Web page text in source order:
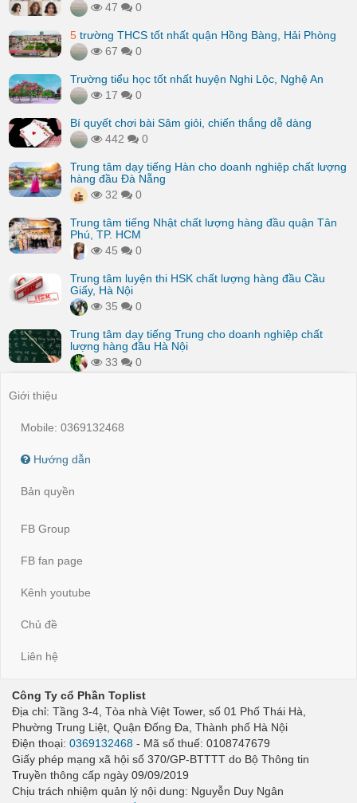
47
0
5 trường THCS tốt nhất quận Hồng Bàng, Hải Phòng
67
0
Trường tiểu học tốt nhất huyện Nghi Lộc, Nghệ An
17
0
Bí quyết chơi bài Sâm giỏi, chiến thắng dễ dàng
442
0
Trung tâm dạy tiếng Hàn cho doanh nghiệp chất lượng
hàng đầu Đà Nẵng
32
0
Trung tâm tiếng Nhật chất lượng hàng đầu quận Tân
Phú, TP. HCM
45
0
Trung tâm luyện thi HSK chất lượng hàng đầu Cầu
Giấy, Hà Nội
35
0
Trung tâm dạy tiếng Trung cho doanh nghiệp chất
lượng hàng đầu Hà Nội
33
0
Giới thiệu
Mobile: 0369132468
Hướng dẫn
Bản quyền
FB Group
FB fan page
Kênh youtube
Chủ đề
Liên hệ
Công Ty cổ Phần Toplist
Địa chỉ: Tầng 3-4, Tòa nhà Việt Tower, số 01 Phố Thái Hà,
Phường Trung Liệt, Quận Đống Đa, Thành phố Hà Nội
Điện thoại: 0369132468 - Mã số thuế: 0108747679
Giấy phép mạng xã hội số 370/GP-BTTTT do Bộ Thông tin
Truyền thông cấp ngày 09/09/2019
Chịu trách nhiệm quản lý nội dung: Nguyễn Duy Ngân